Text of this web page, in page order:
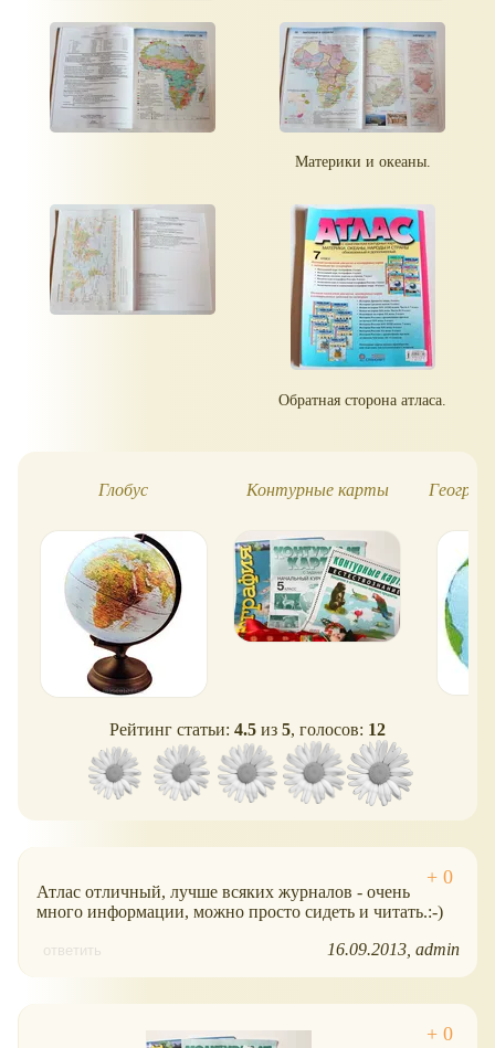
Материки и океаны.
Обратная сторона атласа.
Глобус Контурные карты
Рейтинг статьи: 4.5 из 5, голосов: 12
Атлас отличный, лучше всяких журналов - очень
много информации, можно просто сидеть и читать.:-)
ответить 16.09.2013 admin